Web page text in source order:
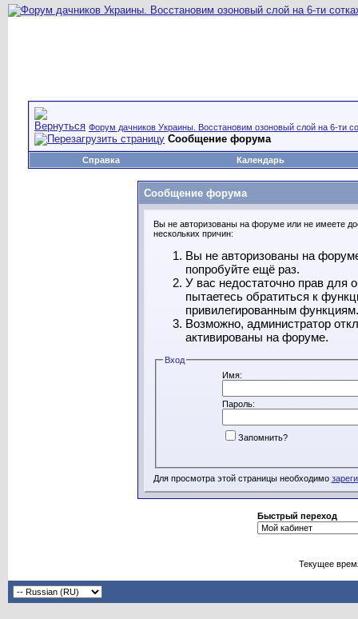
Форум дачников Украины. Восстановим озоновый слой на 6-ти
Сообщение форума
Справка Календарь
Сообщение форума
Вы не авторизованы на форуме или не имеете
нескольких причин:
Вы не авторизованы на
попробуйте ещё раз.
У вас недостаточно прав для
пытаетесь обратиться к
привилегированным функциям.
Возможно, администратор
активированы на форуме.
Вход
Имя:
Пароль:
Запомнить?
Для просмотра этой страницы необходимо
Быстрый переход
Текущее